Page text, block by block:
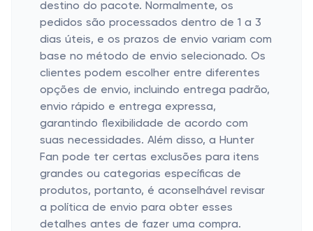
destino do pacote. Normalmente, os
pedidos são processados ​​dentro de 1 a 3
dias úteis, e os prazos de envio variam com
base no método de envio selecionado. Os
clientes podem escolher entre diferentes
opções de envio, incluindo entrega padrão,
envio rápido e entrega expressa,
garantindo flexibilidade de acordo com
suas necessidades. Além disso, a Hunter
Fan pode ter certas exclusões para itens
grandes ou categorias específicas de
produtos, portanto, é aconselhável revisar
a política de envio para obter esses
detalhes antes de fazer uma compra.